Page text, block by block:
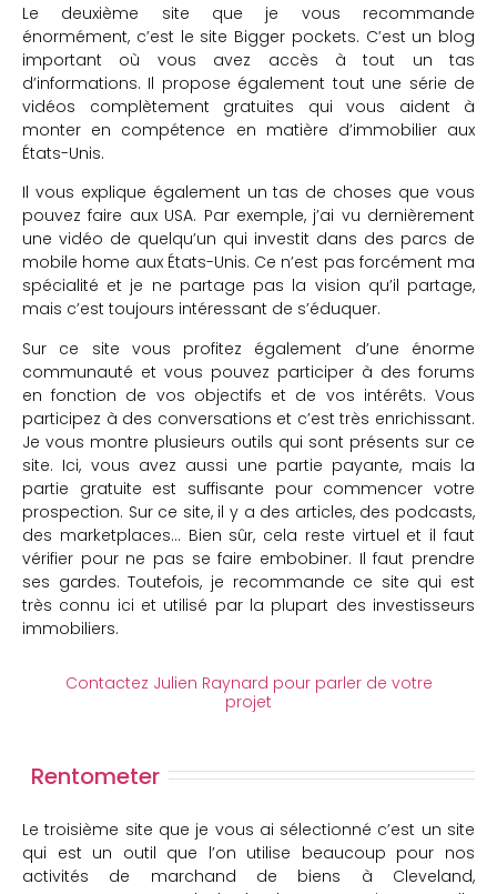
Le deuxième site que je vous recommande
énormément, c’est le site Bigger pockets. C’est un blog
important où vous avez accès à tout un tas
d’informations. Il propose également tout une série de
vidéos complètement gratuites qui vous aident à
monter en compétence en matière d’immobilier aux
États-Unis.
Il vous explique également un tas de choses que vous
pouvez faire aux USA. Par exemple, j’ai vu dernièrement
une vidéo de quelqu’un qui investit dans des parcs de
mobile home aux États-Unis. Ce n’est pas forcément ma
spécialité et je ne partage pas la vision qu’il partage,
mais c’est toujours intéressant de s’éduquer.
Sur ce site vous profitez également d’une énorme
communauté et vous pouvez participer à des forums
en fonction de vos objectifs et de vos intérêts. Vous
participez à des conversations et c’est très enrichissant.
Je vous montre plusieurs outils qui sont présents sur ce
site. Ici, vous avez aussi une partie payante, mais la
partie gratuite est suffisante pour commencer votre
prospection. Sur ce site, il y a des articles, des podcasts,
des marketplaces… Bien sûr, cela reste virtuel et il faut
vérifier pour ne pas se faire embobiner. Il faut prendre
ses gardes. Toutefois, je recommande ce site qui est
très connu ici et utilisé par la plupart des investisseurs
immobiliers.
Contactez Julien Raynard pour parler de votre
projet
Rentometer
Le troisième site que je vous ai sélectionné c’est un site
qui est un outil que l’on utilise beaucoup pour nos
activités de marchand de biens à Cleveland,